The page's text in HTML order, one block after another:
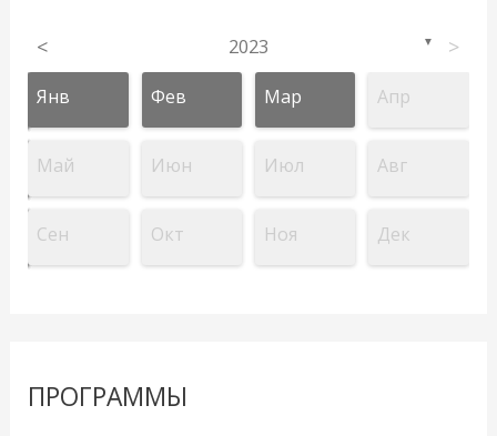
< 2023 ▼ >
Янв Фев Мар Апр
Май Июн Июл Авг
Сен Окт Ноя Дек
ПРОГРАММЫ